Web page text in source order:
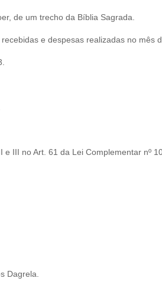
de um trecho da Bíblia Sagrada.
e despesas realizadas no mês
III no Art. 61 da Lei Complementar
Dagrela.